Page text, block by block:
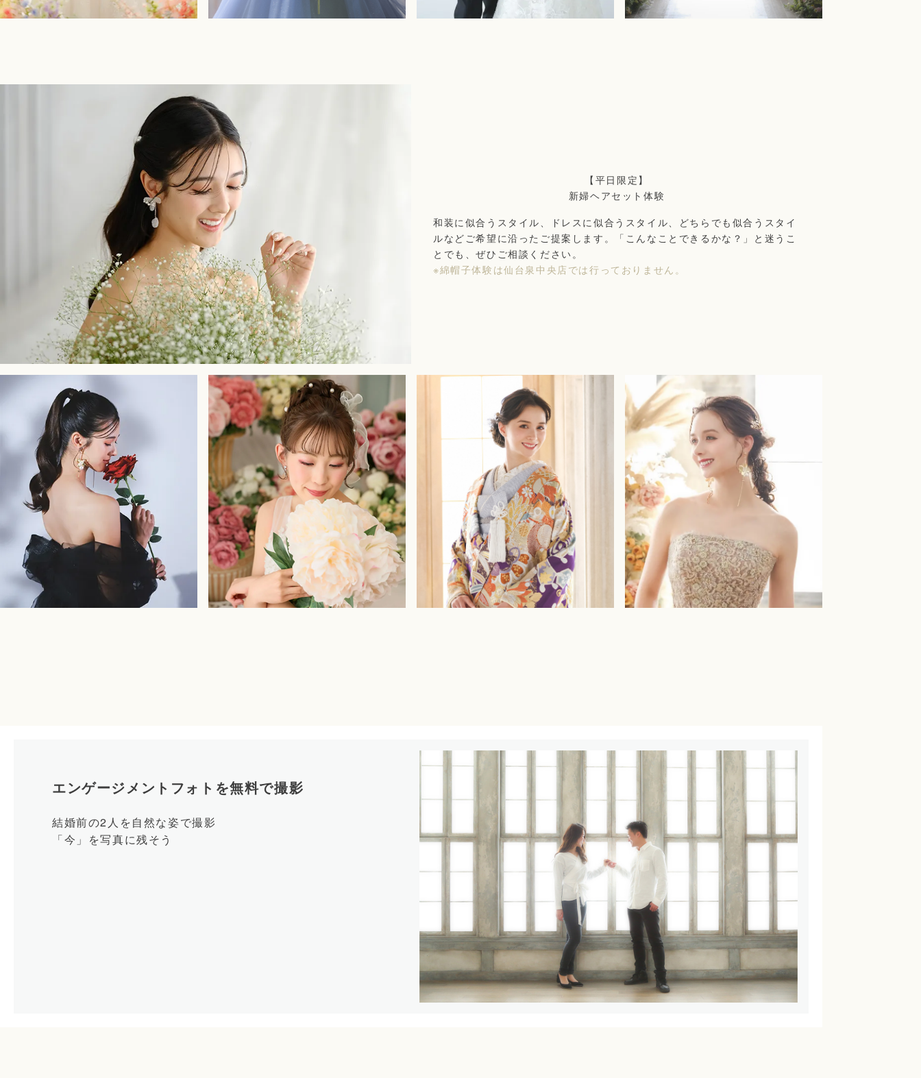
【平日限定】
新婦ヘアセット体験
和装に似合うスタイル、ドレスに似合うスタイル、どちらでも似合うスタイ
ルなどご希望に沿ったご提案します。「こんなことできるかな？」と迷うこ
とでも、ぜひご相談ください。
※綿帽子体験は仙台泉中央店では行っておりません。
エンゲージメントフォトを無料で撮影
結婚前の2人を自然な姿で撮影
「今」を写真に残そう